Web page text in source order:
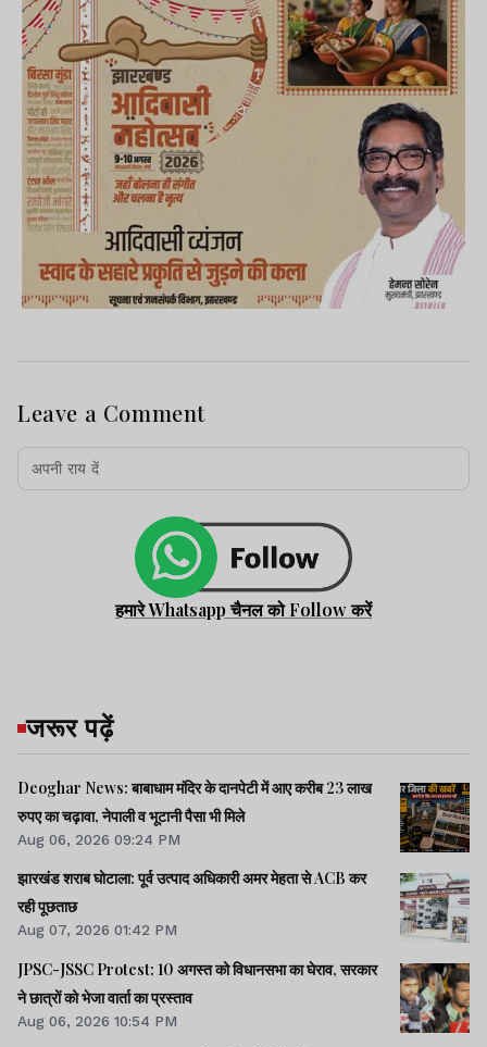
Leave a Comment
हमारे Whatsapp चैनल को Follow करें
जरूर पढ़ें
Deoghar News: बाबाधाम मंदिर के दानपेटी में आए करीब 23 लाख
रुपए का चढ़ावा, नेपाली व भूटानी पैसा भी मिले
Aug 06, 2026 09:24 PM
झारखंड शराब घोटाला: पूर्व उत्पाद अधिकारी अमर मेहता से ACB कर
रही पूछताछ
Aug 07, 2026 01:42 PM
JPSC-JSSC Protest: 10 अगस्त को विधानसभा का घेराव, सरकार
ने छात्रों को भेजा वार्ता का प्रस्ताव
Aug 06, 2026 10:54 PM